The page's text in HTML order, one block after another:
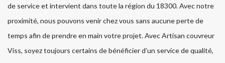
de service et intervient dans toute la région du 18300. Avec notre
proximité, nous pouvons venir chez vous sans aucune perte de
temps afin de prendre en main votre projet. Avec Artisan couvreur
Viss, soyez toujours certains de bénéficier d’un service de qualité,